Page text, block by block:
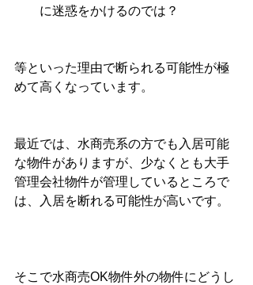
に迷惑をかけるのでは？
等といった理由で断られる可能性が極
めて高くなっています。
最近では、水商売系の方でも入居可能
な物件がありますが、少なくとも大手
管理会社物件が管理しているところで
は、入居を断れる可能性が高いです。
そこで水商売OK物件外の物件にどうし